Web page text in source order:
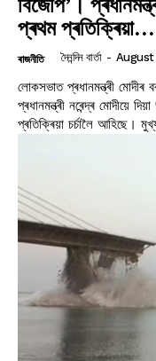
প্ৰথম প্ৰতিক্ৰিয়া…
ৰাজনীতি দৈনন্দিন বাৰ্তা - August
লোকসভাত প্ৰধানমন্ত্ৰী মোদীৰ
প্ৰধানমন্ত্ৰী নৰেন্দ্ৰ মোদীয়ে
প্ৰতিক্ৰিয়া চৰ্চালৈ আহিছে।